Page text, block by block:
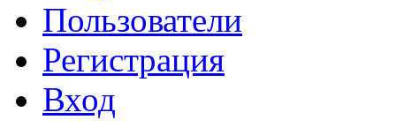
Пользователи
Регистрация
Вход